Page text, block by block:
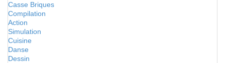
Casse Briques
Compilation
Action
Simulation
Cuisine
Danse
Dessin